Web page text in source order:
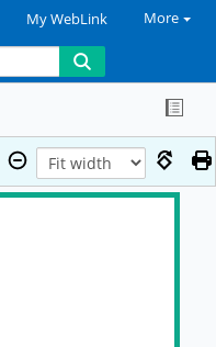
My WebLink More